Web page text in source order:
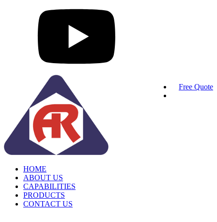
Free Quote
HOME
ABOUT US
CAPABILITIES
PRODUCTS
CONTACT US